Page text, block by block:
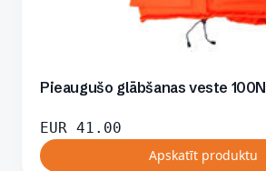
Pieaugušo glābšanas veste 100N
EUR 41.00
Apskatīt produktu